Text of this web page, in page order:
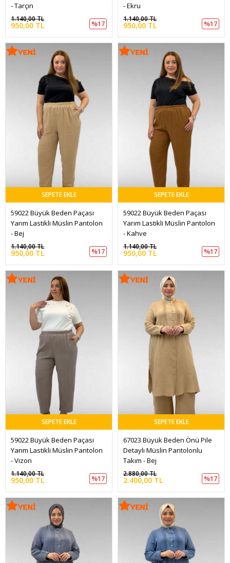
- Tarçın
950,00 TL
1.140,00 TL
%17
- Ekru
950,00 TL
1.140,00 TL
%17
SEPETE EKLE
59022 Büyük Beden Paçası
Yarım Lastikli Müslin Pantolon
- Bej
950,00 TL
1.140,00 TL
%17
SEPETE EKLE
59022 Büyük Beden Paçası
Yarım Lastikli Müslin Pantolon
- Kahve
950,00 TL
1.140,00 TL
%17
SEPETE EKLE
59022 Büyük Beden Paçası
Yarım Lastikli Müslin Pantolon
- Vizon
950,00 TL
1.140,00 TL
%17
SEPETE EKLE
67023 Büyük Beden Önü Pile
Detaylı Müslin Pantolonlu
Takım - Bej
2.400,00 TL
2.880,00 TL
%17